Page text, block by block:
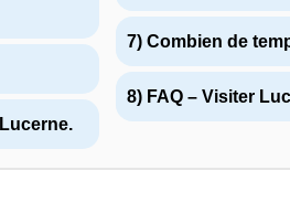
7) Combien de
8) FAQ – Visiter